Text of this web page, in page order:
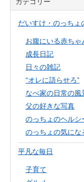
だいすけ・のっちょ
お腹にいる赤ちゃ
成長日記
日々の雑記
“オレに語らせろ”
なべ家の日常の風
父の好きな写真
のっちょのヘルシ
のっちょの気にな
平凡な毎日
子育て